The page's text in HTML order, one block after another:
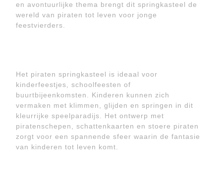
en avontuurlijke thema brengt dit springkasteel de
wereld van piraten tot leven voor jonge
feestvierders.
Het piraten springkasteel is ideaal voor
kinderfeestjes, schoolfeesten of
buurtbijeenkomsten. Kinderen kunnen zich
vermaken met klimmen, glijden en springen in dit
kleurrijke speelparadijs. Het ontwerp met
piratenschepen, schattenkaarten en stoere piraten
zorgt voor een spannende sfeer waarin de fantasie
van kinderen tot leven komt.